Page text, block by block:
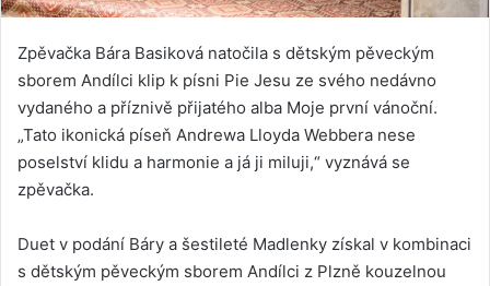
Zpěvačka Bára Basiková natočila s dětským pěveckým
sborem Andílci klip k písni Pie Jesu ze svého nedávno
vydaného a příznivě přijatého alba Moje první vánoční.
„Tato ikonická píseň Andrewa Lloyda Webbera nese
poselství klidu a harmonie a já ji miluji,“ vyznává se
zpěvačka.
Duet v podání Báry a šestileté Madlenky získal v kombinaci
s dětským pěveckým sborem Andílci z Plzně kouzelnou